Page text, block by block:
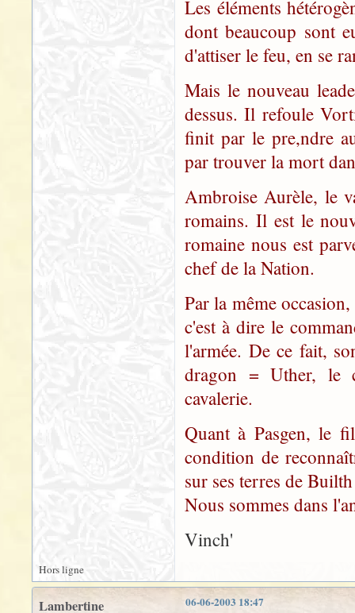
Les éléments
dont beaucoup sont
d'attiser le feu, en se
Mais le nouveau
dessus. Il refoule
finit par le pre,ndre
par trouver la mort
Ambroise Aurèle, le
romains. Il est le
romaine nous est
chef de la Nation.
Par la même
c'est à dire le
l'armée. De ce fait,
dragon = Uther, le
cavalerie.
Quant à Pasgen, le
condition de
sur ses terres de
Nous sommes dans
Vinch'
Hors ligne
06-06-2003 18:47
Lambertine